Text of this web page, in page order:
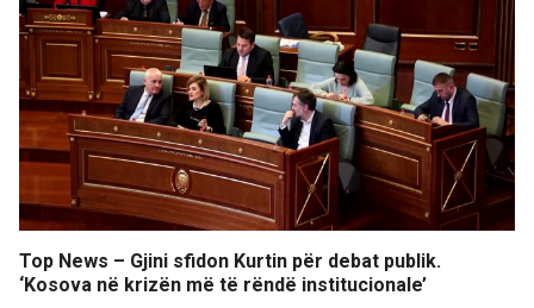
Top News – Gjini sfidon Kurtin për debat publik.
‘Kosova në krizën më të rëndë institucionale’